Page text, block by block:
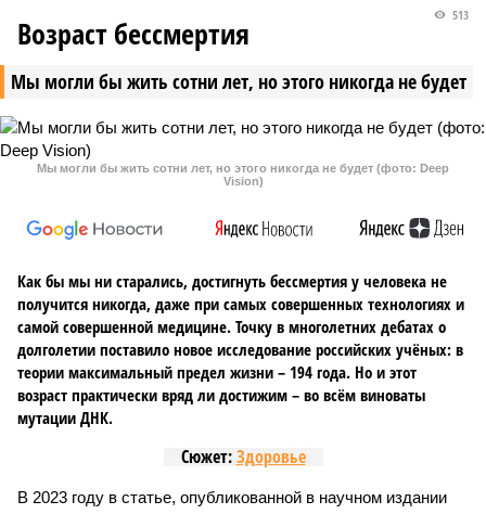
Мы могли бы жить сотни лет, но этого никогда не будет
513
Возраст бессмертия
Мы могли бы жить сотни лет, но этого никогда не будет (фото: Deep
Vision)
Как бы мы ни старались, достигнуть бессмертия у человека не
получится никогда, даже при самых совершенных технологиях и
самой совершенной медицине. Точку в многолетних дебатах о
долголетии поставило новое исследование российских учёных: в
теории максимальный предел жизни – 194 года. Но и этот
возраст практически вряд ли достижим – во всём виноваты
мутации ДНК.
Сюжет:Здоровье
В 2023 году в статье, опубликованной в научном издании